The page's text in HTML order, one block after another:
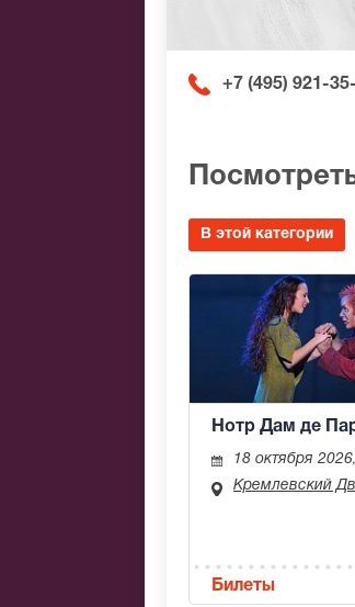
+7 (495) 921-
В этой категории
Нотр Дам де
18 октября 2026
Кремлевский
Билеты